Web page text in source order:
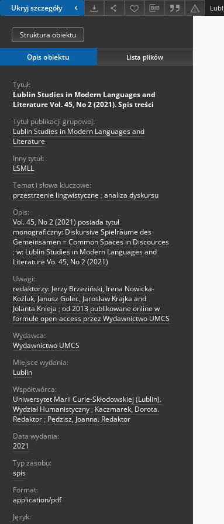
Ukryj szczegóły
Struktura obiektu
Opis obiektu Lista plików
Tytuł:
Lublin Studies in Modern Languages and
Literature Vol. 45, No 2 (2021). Spis treści
Tytuł publikacji grupowej:
Lublin Studies in Modern Languages and
Literature
Inny tytuł:
LSMLL
Temat i słowa kluczowe:
przestrzenie lingwistyczne ; analiza dyskursu
Opis:
Vol. 45, No 2 (2021) posiada tytuł
monograficzny: Diskursive Spielräume des
Gemeinsamen = Common Spaces in Discources
; w: Lublin Studies in Modern Languages and
Literature Vo. 45, No 2 (2021)
Uwagi:
redaktorzy: Jerzy Brzeziński, Irena Nowicka-
Koźluk, Janusz Golec, Jarosław Krajka and
Jolanta Knieja ; od 2013 publikowane online w
formule open-access przez Wydawnictwo UMCS
Wydawca:
Wydawnictwo UMCS
Miejsce wydania:
Lublin
Współtwórca:
Uniwersytet Marii Curie-Skłodowskiej (Lublin).
Wydział Humanistyczny ; Kaczmarek, Dorota.
Redaktor ; Pędzisz, Joanna. Redaktor
Data wydania:
2021
Typ zasobu:
spis
Format:
application/pdf
Język: